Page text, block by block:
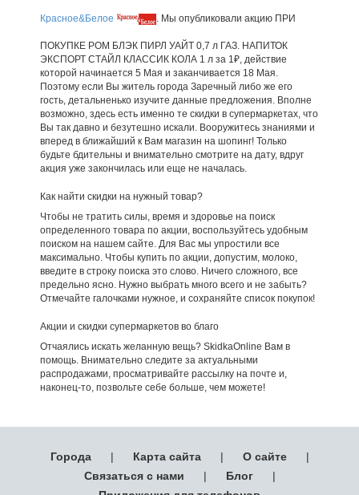
Красное&Белое . Мы опубликовали акцию ПРИ
ПОКУПКЕ РОМ БЛЭК ПИРЛ УАЙТ 0,7 л ГАЗ. НАПИТОК
ЭКСПОРТ СТАЙЛ КЛАССИК КОЛА 1 л за 1₽, действие
которой начинается 5 Мая и заканчивается 18 Мая.
Поэтому если Вы житель города Заречный либо же его
гость, детальненько изучите данные предложения. Вполне
возможно, здесь есть именно те скидки в супермаркетах, что
Вы так давно и безутешно искали. Вооружитесь знаниями и
вперед в ближайший к Вам магазин на шопинг! Только
будьте бдительны и внимательно смотрите на дату, вдруг
акция уже закончилась или еще не началась.
Как найти скидки на нужный товар?
Чтобы не тратить силы, время и здоровье на поиск
определенного товара по акции, воспользуйтесь удобным
поиском на нашем сайте. Для Вас мы упростили все
максимально. Чтобы купить по акции, допустим, молоко,
введите в строку поиска это слово. Ничего сложного, все
предельно ясно. Нужно выбрать много всего и не забыть?
Отмечайте галочками нужное, и сохраняйте список покупок!
Акции и скидки супермаркетов во благо
Отчаялись искать желанную вещь? SkidkaOnline Вам в
помощь. Внимательно следите за актуальными
распродажами, просматривайте рассылку на почте и,
наконец-то, позвольте себе больше, чем можете!
Города | Карта сайта | О сайте
|
Связаться с нами
| Блог
|